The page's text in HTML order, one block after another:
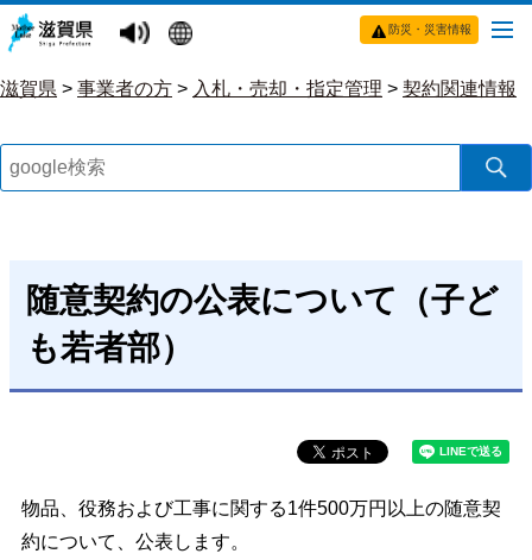
防災・災害情報
滋賀県 > 事業者の方 > 入札・売却・指定管理 > 契約関連情報
随意契約の公表について（子ど
も若者部）
物品、役務および工事に関する1件500万円以上の随意契
約について、公表します。